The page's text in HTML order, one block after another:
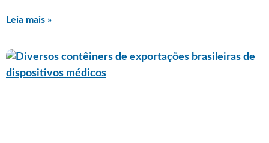
Leia mais »